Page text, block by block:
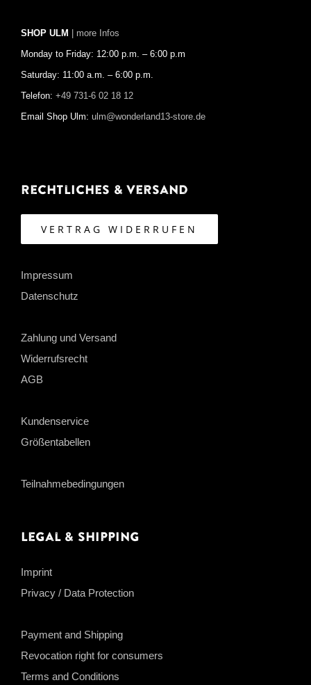
SHOP ULM | more Infos
Monday to Friday: 12:00 p.m. – 6:00 p.m
Saturday: 11:00 a.m. – 6:00 p.m.
Telefon: +49 731-6 02 18 12
Email Shop Ulm: ulm@wonderland13-store.de
Rechtliches & Versand
VERTRAG WIDERRUFEN
Impressum
Datenschutz
Zahlung und Versand
Widerrufsrecht
AGB
Kundenservice
Größentabellen
Teilnahmebedingungen
Legal & Shipping
Imprint
Privacy / Data Protection
Payment and Shipping
Revocation right for consumers
Terms and Conditions